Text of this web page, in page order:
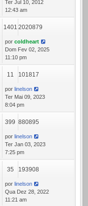
Ter Jul 10, 2012
12:43 am
1401 2020879
por coldheart
Dom Fev 02, 2025
11:10 pm
11 101817
por linelson
Ter Mai 09, 2023
8:04 pm
399 880895
por linelson
Ter Jan 03, 2023
7:25 pm
35 193908
por linelson
Qua Dez 28, 2022
11:21 am